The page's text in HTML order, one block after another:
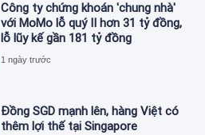
Công ty chứng khoán 'chung nhà'
với MoMo lỗ quý II hơn 31 tỷ đồng,
lỗ lũy kế gần 181 tỷ đồng
1 ngày trước
Đồng SGD mạnh lên, hàng Việt có
thêm lợi thế tại Singapore